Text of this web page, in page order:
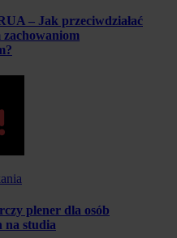
– Jak przeciwdziałać
plener dla osób
na studia